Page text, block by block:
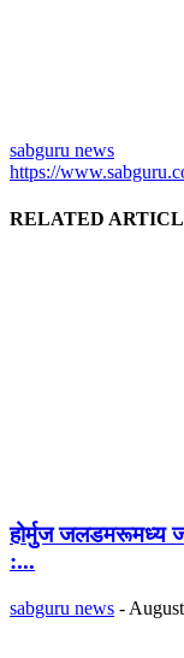
sabguru news
https://
RELATED
होर्मुज जलडमरूमध्य
:...
sabguru news -